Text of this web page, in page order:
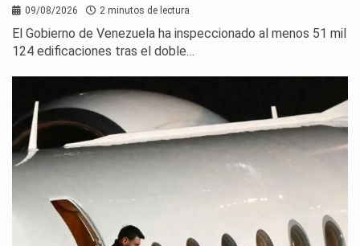
09/08/2026 2 minutos de lectura
El Gobierno de Venezuela ha inspeccionado al menos 51 mil
124 edificaciones tras el doble…